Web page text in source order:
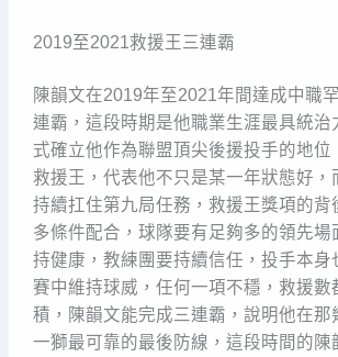
2019至2021救援王三連霸
陳韻文在2019年至2021年間達成中職
連霸，這段時期是他職業生涯最具統治
式確立他作為聯盟頂尖後援投手的地位
救援王，代表他不只是某一年狀態好，
持續扛住第九局任務，救援王獎項的背
多條件配合，球隊要有足夠多的領先場
持健康，教練團要持續信任，投手本身
賽中維持球威，任何一項不穩，救援數
積，陳韻文能完成三連霸，說明他在那
一獅最可靠的最後防線，這段時間的陳